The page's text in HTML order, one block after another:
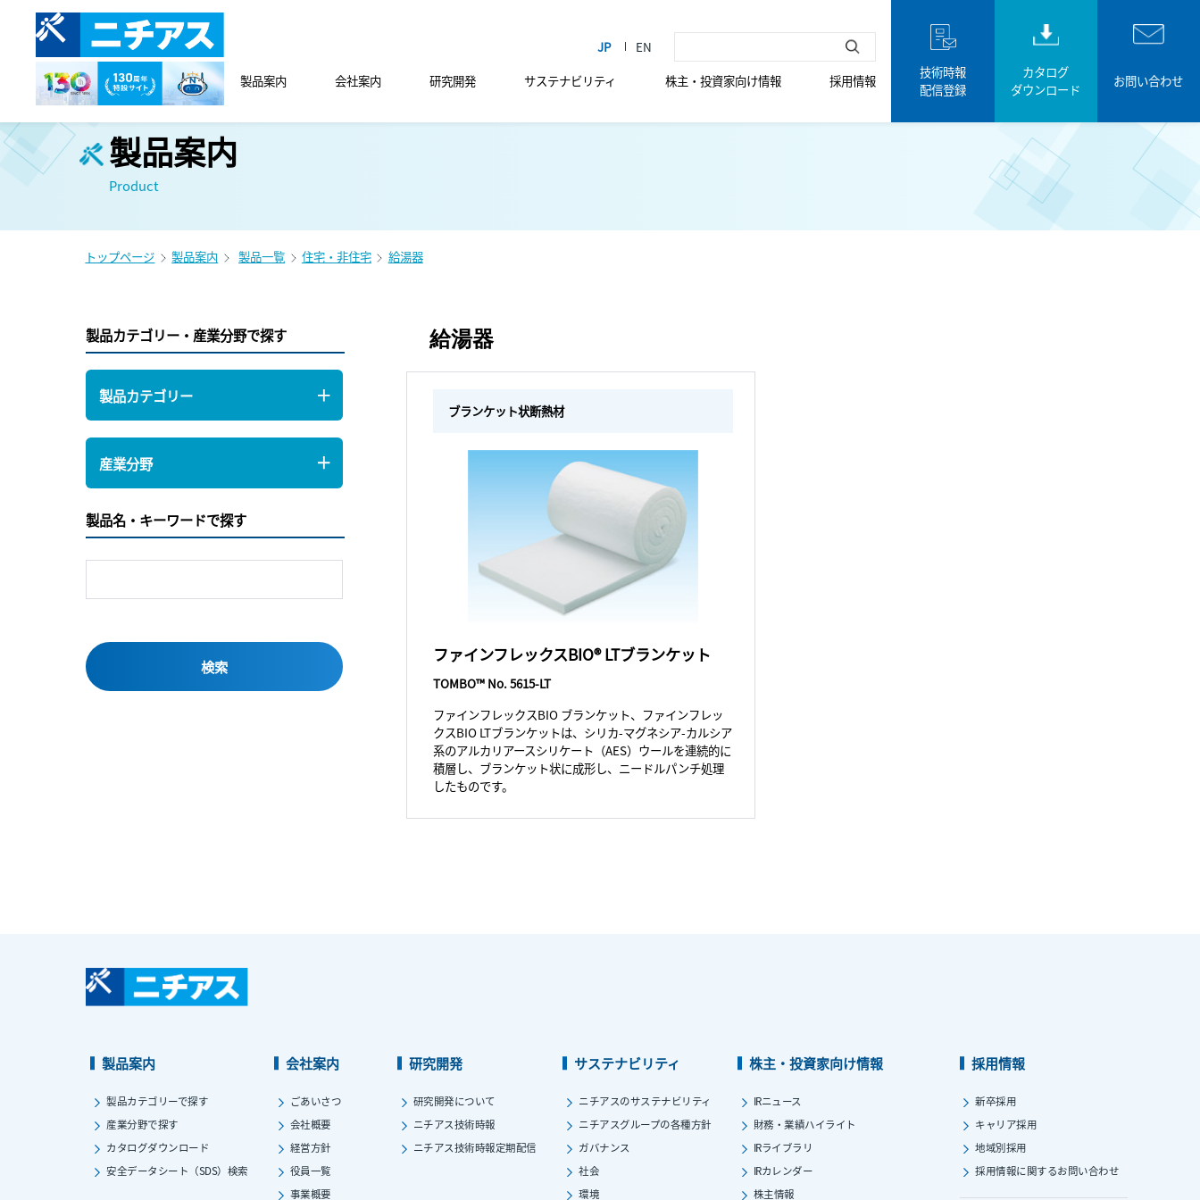
製品案内 会社案内 研究開発 サステナビリティ 株主・投資家向け情報 採用情報
技術時報
配信登録
カタログ
ダウンロード
お問い合わせ
製品案内
Product
トップページ 製品案内 製品一覧 住宅・非住宅 給湯器
製品カテゴリー・産業分野で探す
製品カテゴリー
産業分野
製品名・キーワードで探す
給湯器
ブランケット状断熱材
ファインフレックスBIO® LTブランケット
TOMBO™ No. 5615-LT
ファインフレックスBIO ブランケット、ファインフレッ
クスBIO LTブランケットは、シリカ-マグネシア-カルシア
系のアルカリアースシリケート（AES）ウールを連続的に
積層し、ブランケット状に成形し、ニードルパンチ処理
したものです。
製品案内
製品カテゴリーで探す
産業分野で探す
カタログダウンロード
安全データシート（SDS）検索
会社案内
ごあいさつ
会社概要
経営方針
役員一覧
事業概要
研究開発
研究開発について
ニチアス技術時報
ニチアス技術時報定期配信
サステナビリティ
ニチアスのサステナビリティ
ニチアスグループの各種方針
ガバナンス
社会
環境
株主・投資家向け情報
IRニュース
財務・業績ハイライト
IRライブラリ
IRカレンダー
株主情報
採用情報
新卒採用
キャリア採用
地域別採用
採用情報に関するお問い合わせ